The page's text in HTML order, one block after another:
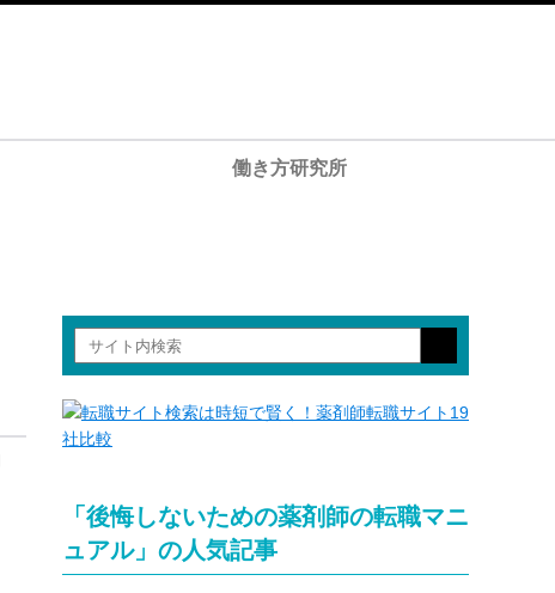
働き方研究所
「後悔しないための薬剤師の転職マニ
ュアル」の人気記事